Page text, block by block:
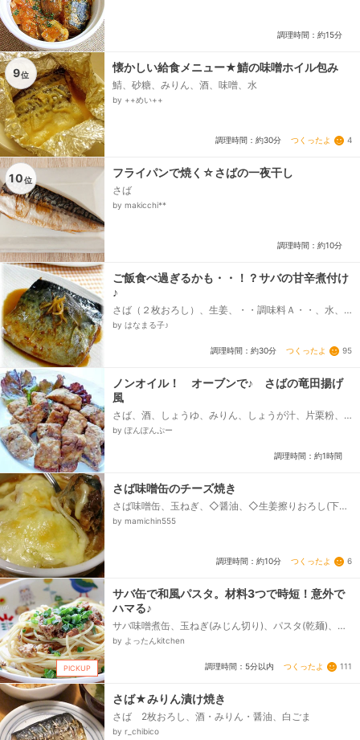
調理時間：約15分
9位
懐かしい給食メニュー★鯖の味噌ホイル包み
鯖、砂糖、みりん、酒、味噌、水
by ++めい++
調理時間：約30分 つくったよ 4
10位
フライパンで焼く☆さばの一夜干し
さば
by makicchi**
調理時間：約10分
ご飯食べ過ぎるかも・・！？サバの甘辛煮付け
♪
さば（２枚おろし）、生姜、・・調味料Ａ・・、水、
ほんだし、しょうゆ、みりん、酒、砂糖
by はなまる子♪
調理時間：約30分 つくったよ 95
ノンオイル！ オーブンで♪ さばの竜田揚げ
風
さば、酒、しょうゆ、みりん、しょうが汁、片栗粉、
レタス
by ぽんぽんぷー
調理時間：約1時間
さば味噌缶のチーズ焼き
さば味噌缶、玉ねぎ、◇醤油、◇生姜擦りおろし(下味
用)、とろけるチーズ
by mamichin555
調理時間：約10分 つくったよ 6
PICKUP
サバ缶で和風パスタ。材料3つで時短！意外で
ハマる♪
サバ味噌煮缶、玉ねぎ(みじん切り)、パスタ(乾麺)、マ
ヨネーズ、しょうゆ、オリーブオイル、青ネギ(小口切
by よったんkitchen
調理時間：5分以内 つくったよ 111
さば★みりん漬け焼き
さば 2枚おろし、酒・みりん・醤油、白ごま
by r_chibico